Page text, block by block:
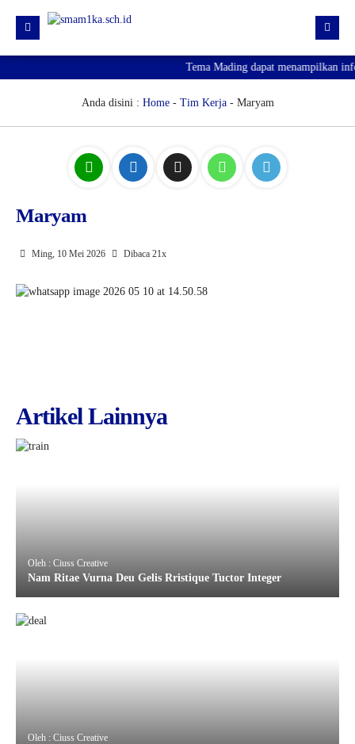
KURIKULUM
KESISWAAN
PJJ
PENGUMUMAN KELULUSAN
Tema Mading dapat menampilkan
Anda disini : Home- Tim Kerja- Maryam
Maryam
Ming, 10 Mei 2026 Dibaca 21x
Artikel Lainnya
Oleh : Ciuss Creative
Nam Ritae Vurna Deu Gelis Rristique Tuctor Integer
Oleh : Ciuss Creative